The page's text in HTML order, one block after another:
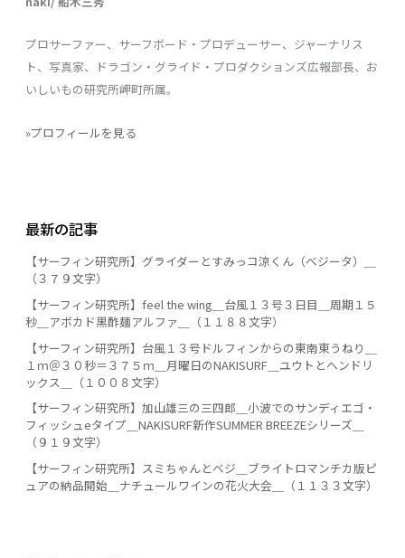
プロサーファー、サーフボード・プロデューサー、ジャーナリス
ト、写真家、ドラゴン・グライド・プロダクションズ広報部長、お
いしいもの研究所岬町所属。
»プロフィールを見る
最新の記事
【サーフィン研究所】グライダーとすみっコ涼くん（ベジータ）＿
（３７９文字）
【サーフィン研究所】feel the wing＿台風１３号３日目＿周期１５
秒＿アボカド黒酢麺アルファ＿（１１８８文字）
【サーフィン研究所】台風１３号ドルフィンからの東南東うねり＿
１ｍ＠３０秒＝３７５ｍ＿月曜日のNAKISURF＿ユウトとヘンドリ
ックス＿（１００８文字）
【サーフィン研究所】加山雄三の三四郎＿小波でのサンディエゴ・
フィッシュeタイプ＿NAKISURF新作SUMMER BREEZEシリーズ＿
（９１９文字）
【サーフィン研究所】スミちゃんとベジ＿ブライトロマンチカ版ピ
ュアの納品開始＿ナチュールワインの花火大会＿（１１３３文字）